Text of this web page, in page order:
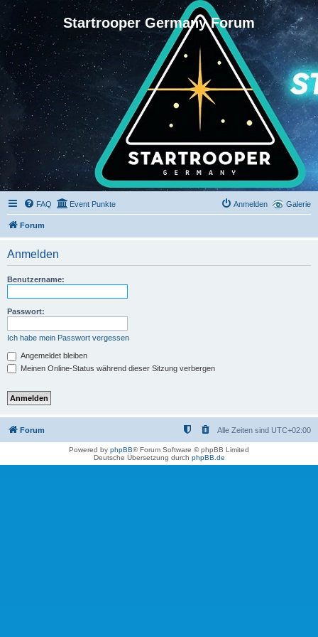
Startrooper Germany Forum
Galerie
FAQ Event Punkte Anmelden
Forum
Anmelden
Benutzername:
Passwort:
Ich habe mein Passwort vergessen
Angemeldet bleiben
Meinen Online-Status während dieser Sitzung verbergen
Forum Alle Zeiten sind UTC+02:00
Powered by phpBB® Forum Software © phpBB Limited
Deutsche Übersetzung durch phpBB.de